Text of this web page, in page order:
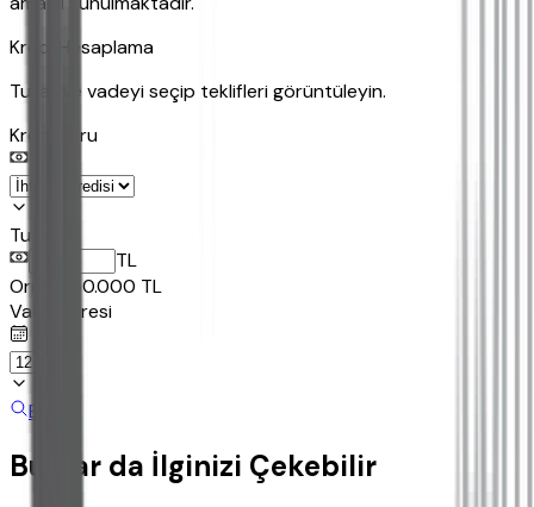
Kredi Hesaplama
Tutar ve vadeyi seçip teklifleri görüntüleyin.
Kredi Turu
Tutar
TL
Ornek:
50.000 TL
Vade Süresi
Bul
Bunlar da İlginizi Çekebilir